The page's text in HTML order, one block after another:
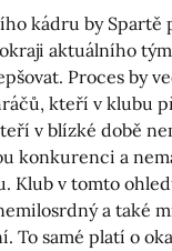
kádru by Spartě
aktuálního
Proces by
kteří v klubu
v blízké době
konkurenci a
Klub v tomto
a také
To samé platí o